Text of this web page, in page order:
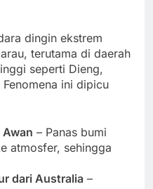
dingin ekstrem
terutama di daerah
seperti Dieng,
ini dipicu
– Panas bumi
atmosfer, sehingga
dari Australia –